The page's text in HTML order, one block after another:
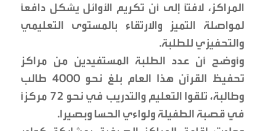
المراكز، لافتاً إلى أن تكريم الأوائل يشكل دافعاً
لمواصلة التميز والارتقاء بالمستوى التعليمي
والتحفيزي للطلبة.
وأوضح أن عدد الطلبة المستفيدين من مراكز
تحفيظ القرآن هذا العام بلغ نحو 4000 طالب
وطالبة، تلقوا التعليم والتدريب في نحو 72 مركزاً
في قصبة الطفيلة ولواءي الحسا وبصيرا.